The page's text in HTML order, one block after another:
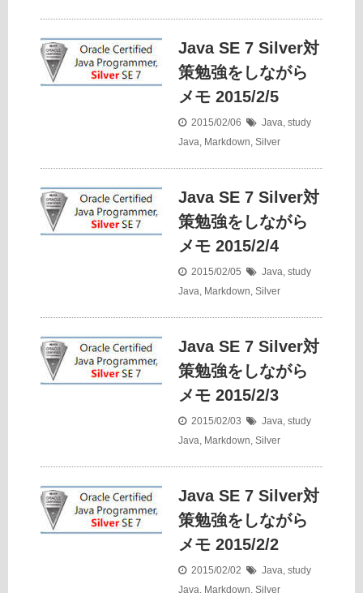
Java SE 7 Silver対
策勉強をしながら
メモ 2015/2/5
2015/02/06 Java, study
Java, Markdown, Silver
Java SE 7 Silver対
策勉強をしながら
メモ 2015/2/4
2015/02/05 Java, study
Java, Markdown, Silver
Java SE 7 Silver対
策勉強をしながら
メモ 2015/2/3
2015/02/03 Java, study
Java, Markdown, Silver
Java SE 7 Silver対
策勉強をしながら
メモ 2015/2/2
2015/02/02 Java, study
Java, Markdown, Silver